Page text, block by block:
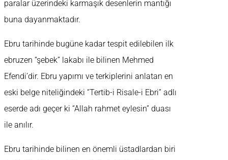
paralar üzerindeki karmaşık desenlerin mantığı
buna dayanmaktadır.
Ebru tarihinde bugüne kadar tespit edilebilen ilk
ebruzen “şebek” lakabı ile bilinen Mehmed
Efendi’dir. Ebru yapımı ve terkiplerini anlatan en
eski belge niteliğindeki “Tertib-i Risale-i Ebri” adlı
eserde adı geçer ki “Allah rahmet eylesin” duası
ile anılır.
Ebru tarihinde bilinen en önemli üstadlardan biri